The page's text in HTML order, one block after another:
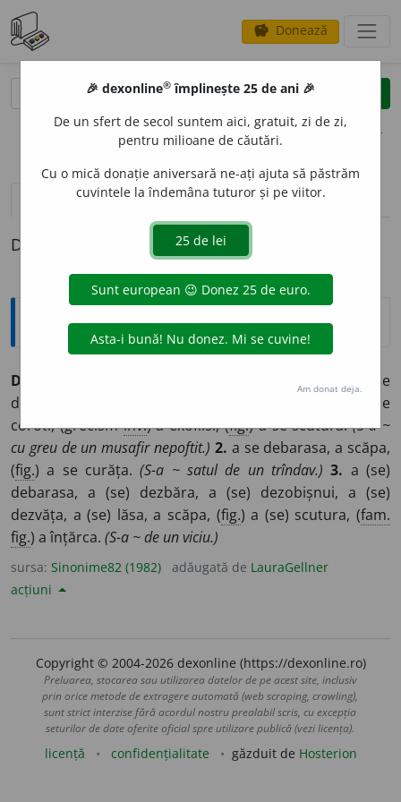
savings Donează
clear
opțiuni
definiții (1)
Definiția cu ID-ul 983546:
Sinonime
DESCOTOROS
a se debarasa, a se degaja, a se
dezbăra, a scăpa, (
) a se
coroti, (grecismînv.) a exoflisi, (fig.) a se scutura.(S-a ~
cu greu de un musafir nepoftit.) 2. a se debarasa, a scăpa,
(fig.) a se curăța.(S-a ~ satul de un trîndav.) 3. a (se)
debarasa, a (se) dezbăra, a (se) dezobișnui, a (se)
dezvăța, a (se) lăsa, a scăpa, (fig.) a (se) scutura, (fam.
fig.) a înțărca. (S-a ~ de un viciu.)
sursa: Sinonime82 (1982) adăugată de LauraGellner
acțiuni
Copyright © 2004-2026 dexonline (https://dexonline.ro)
Preluarea, stocarea sau utilizarea datelor de pe acest site, inclusiv
prin orice metode de extragere automată (web scraping, crawling),
sunt strict interzise fără acordul nostru prealabil scris, cu excepția
seturilor de date oferite oficial spre utilizare publică (vezi licența).
licență confidențialitate găzduit de Hosterion
🎉 dexonline® împlinește 25 de ani 🎉
De un sfert de secol suntem aici, gratuit, zi de zi,
pentru milioane de căutări.
Cu o mică donație aniversară ne-ați ajuta să păstrăm
cuvintele la îndemâna tuturor și pe viitor.
Am donat deja.